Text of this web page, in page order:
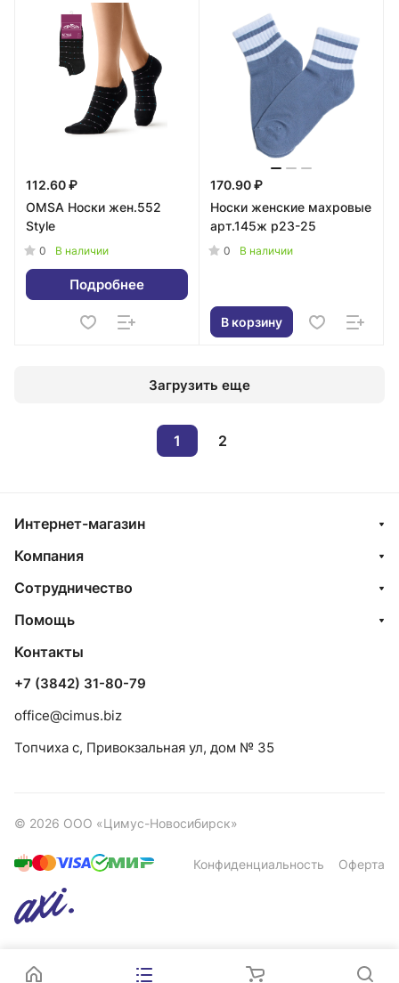
112.60 ₽
OMSA Носки жен.552
Style
0 В наличии
Подробнее
170.90 ₽
Носки женские махровые
арт.145ж р23-25
0 В наличии
В корзину
Загрузить еще
1 2
Интернет-магазин
Компания
Сотрудничество
Помощь
Контакты
+7 (3842) 31-80-79
office@cimus.biz
Топчиха с, Привокзальная ул, дом № 35
© 2026 ООО «Цимус-Новосибирск»
Конфиденциальность Оферта